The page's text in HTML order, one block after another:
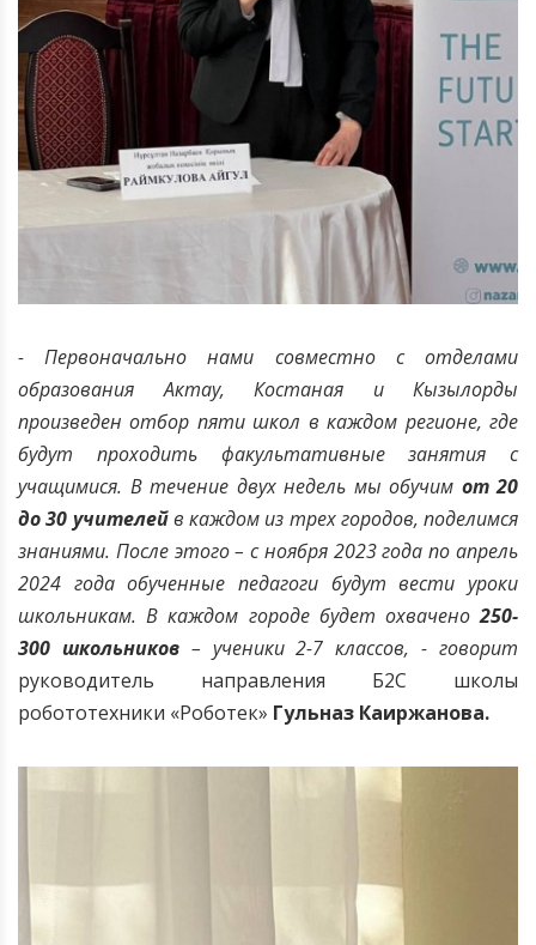
- Первоначально нами совместно с отделами
образования Актау, Костаная и Кызылорды
произведен отбор пяти школ в каждом регионе, где
будут проходить факультативные занятия с
учащимися. В течение двух недель мы обучим от 20
до 30 учителейв каждом из трех городов, поделимся
знаниями. После этого – с ноября 2023 года по апрель
2024 года обученные педагоги будут вести уроки
школьникам. В каждом городе будет охвачено250-
300 школьников– ученики 2-7 классов, - говорит
руководитель направления Б2С школы
робототехники «Роботек» Гульназ Каиржанова.